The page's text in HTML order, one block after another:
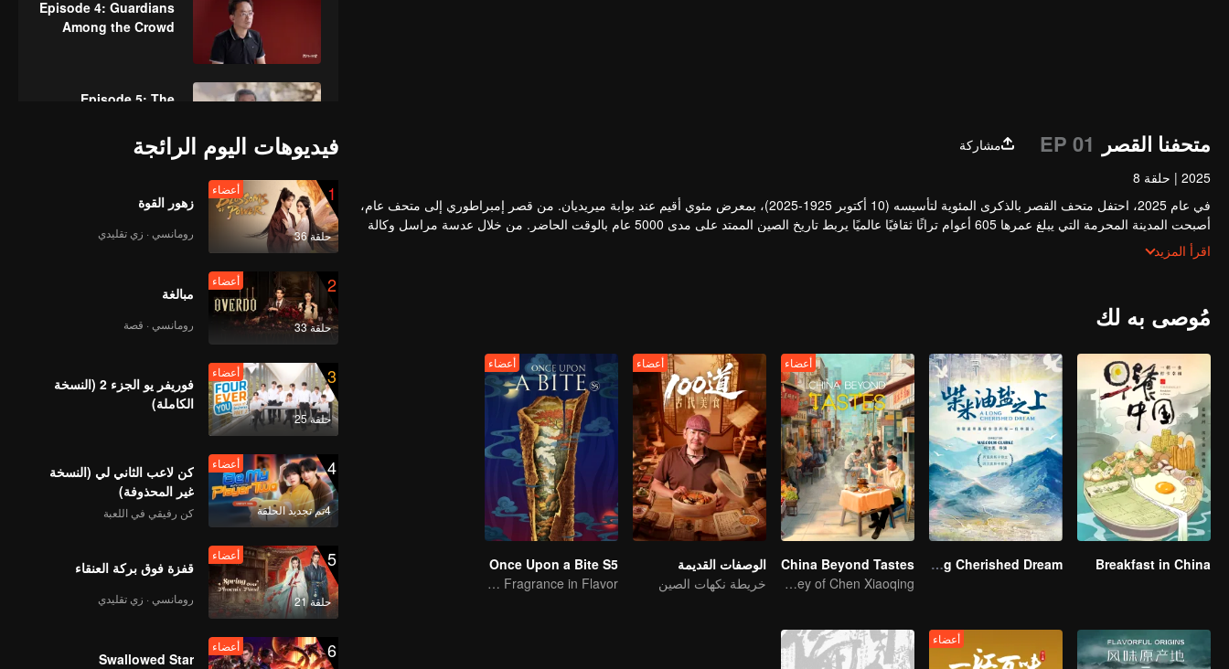
Episode 4: Guardians
Among the Crowd
Episode 5: The
Tells Stories
Answer of a Garden
Breathing Museum
نهاية
Vitalities
متحفنا القصر EP 01
مشاركة
2025
| حلقة 8
في عام 2025، احتفل متحف القصر بالذكرى المئوية لتأسيسه (10 أكتوبر 1925-2025)، بمعرض مئوي أقيم عند بوابة ميريديان. من قصر إمبراطوري إلى متحف عام،
أصبحت المدينة المحرمة التي يبلغ عمرها 605 أعوام تراثًا ثقافيًا عالميًا يربط تاريخ الصين الممتد على مدى 5000 عام بالوقت الحاضر. من خلال عدسة مراسل وكالة
أنباء شينخوا تشانغ يانغ، يستكشف هذا الفيلم الوثائقي بعمق ويوثق رحلة الاستكشاف التي استمرت قرنًا من الزمان لمتحف القصر
اقرأ المزيد
مُوصى به لك
Breakfast in China
A Long Cherished Dream
أعضاء
China Beyond Tastes
Flavor Exploration Journey of Chen Xiaoqing
أعضاء
الوصفات القديمة
خريطة نكهات الصين
أعضاء
Once Upon a Bite S5
A Subtle Fragrance in Flavor
أعضاء
فيديوهات اليوم الرائجة
1
حلقة 36
أعضاء
زهور القوة
رومانسي · زي تقليدي
2
حلقة 33
أعضاء
مبالغة
رومانسي · قصة
3
حلقة 25
أعضاء
فوريفر يو الجزء 2 (النسخة
الكاملة)
4
4تم تجديد الحلقة
أعضاء
كن لاعب الثاني لي (النسخة
غير المحذوفة)
كن رفيقي في اللعبة
5
حلقة 21
أعضاء
قفزة فوق بركة العنقاء
رومانسي · زي تقليدي
6 أعضاء
Swallowed Star